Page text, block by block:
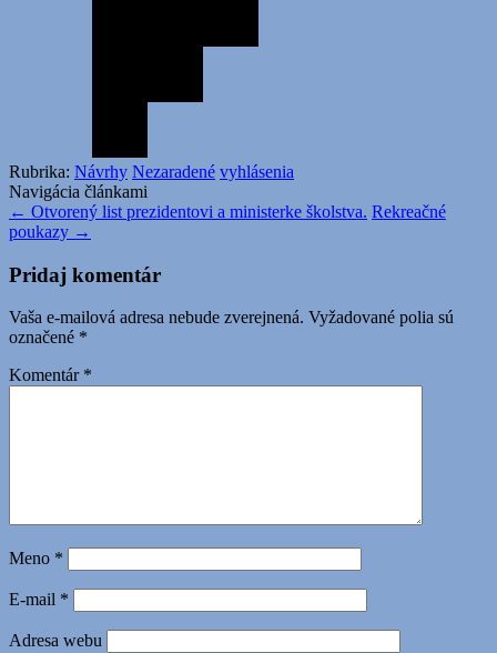
Rubrika: Návrhy Nezaradené vyhlásenia
Navigácia článkami
← Otvorený list prezidentovi a ministerke školstva. Rekreačné
poukazy →
Pridaj komentár
Vaša e-mailová adresa nebude zverejnená. Vyžadované polia sú
označené *
Komentár *
Meno *
E-mail *
Adresa webu